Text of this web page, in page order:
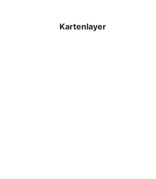
Kartenlayer